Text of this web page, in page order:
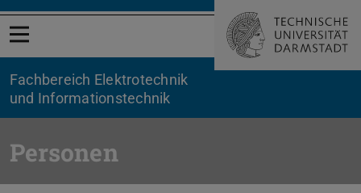
Menü öffnen
Fachbereich Elektrotechnik
und Informationstechnik
Personen